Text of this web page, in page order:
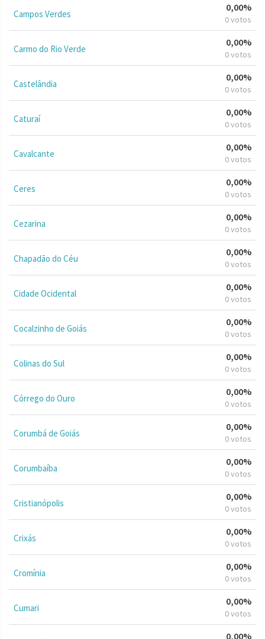
Campos Verdes
0,00%
0 votos
Carmo do Rio Verde
0,00%
0 votos
Castelândia
0,00%
0 votos
Caturaí
0,00%
0 votos
Cavalcante
0,00%
0 votos
Ceres
0,00%
0 votos
Cezarina
0,00%
0 votos
Chapadão do Céu
0,00%
0 votos
Cidade Ocidental
0,00%
0 votos
Cocalzinho de Goiás
0,00%
0 votos
Colinas do Sul
0,00%
0 votos
Córrego do Ouro
0,00%
0 votos
Corumbá de Goiás
0,00%
0 votos
Corumbaíba
0,00%
0 votos
Cristianópolis
0,00%
0 votos
Crixás
0,00%
0 votos
Cromínia
0,00%
0 votos
Cumari
0,00%
0 votos
0,00%